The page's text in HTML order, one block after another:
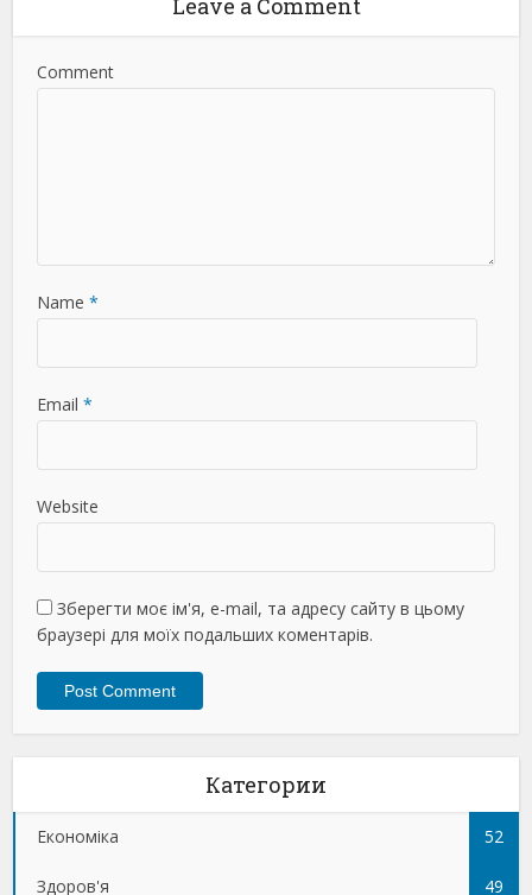
Leave a Comment
Comment
Name *
Email *
Website
Зберегти моє ім'я, e-mail, та адресу сайту в цьому
браузері для моїх подальших коментарів.
Категории
Економіка 52
Здоров'я 49